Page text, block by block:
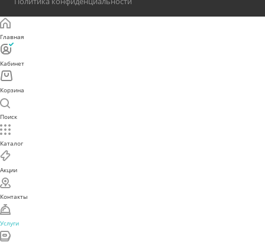
Главная
Кабинет
Корзина
Поиск
Каталог
Акции
Контакты
Услуги